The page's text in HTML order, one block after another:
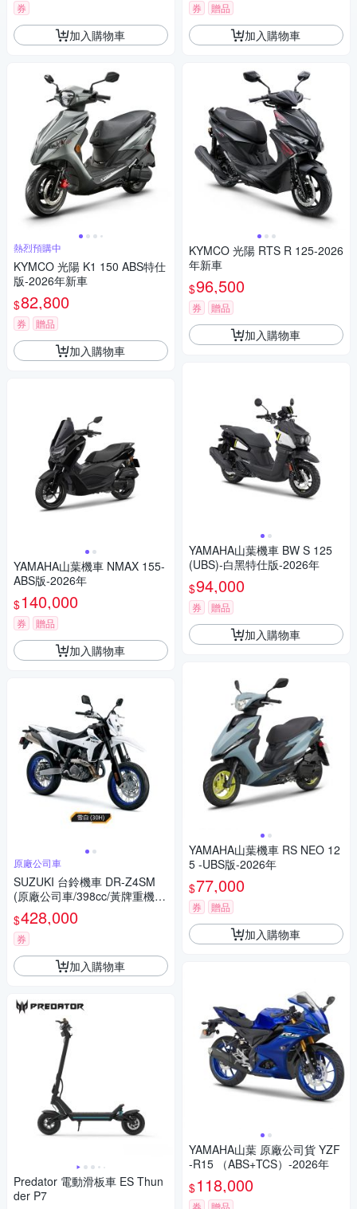
券
加入購物車
熱烈預購中
KYMCO 光陽 K1 150 ABS特仕
版-2026年新車
$82,800
券 贈品
加入購物車
YAMAHA山葉機車 NMAX 155-
ABS版-2026年
$140,000
券 贈品
加入購物車
原廠公司車
SUZUKI 台鈴機車 DR-Z4SM
(原廠公司車/398cc/黃牌重機/2
025年全新機車)
$428,000
券
加入購物車
Predator 電動滑板車 ES Thun
der P7
券 贈品
加入購物車
KYMCO 光陽 RTS R 125-2026
年新車
$96,500
券 贈品
加入購物車
YAMAHA山葉機車 BW S 125
(UBS)-白黑特仕版-2026年
$94,000
券 贈品
加入購物車
YAMAHA山葉機車 RS NEO 12
5 -UBS版-2026年
$77,000
券 贈品
加入購物車
YAMAHA山葉 原廠公司貨 YZF
-R15 （ABS+TCS）-2026年
$118,000